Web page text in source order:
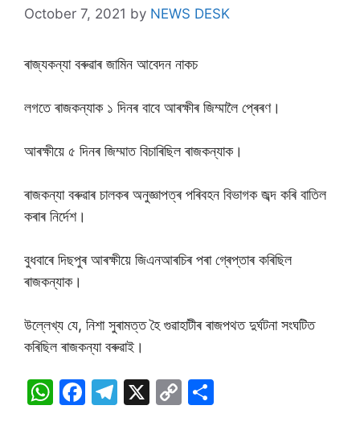
October 7, 2021 by NEWS DESK
ৰাজ্যকন্যা বৰুৱাৰ জামিন আবেদন নাকচ
লগতে ৰাজকন্যাক ১ দিনৰ বাবে আৰক্ষীৰ জিম্মালৈ প্ৰেৰণ।
আৰক্ষীয়ে ৫ দিনৰ জিম্মাত বিচাৰিছিল ৰাজকন্যাক।
ৰাজকন্যা বৰুৱাৰ চালকৰ অনুজ্ঞাপত্ৰ পৰিবহন বিভাগক জব্দ কৰি বাতিল
কৰাৰ নিৰ্দেশ।
বুধবাৰে দিছপুৰ আৰক্ষীয়ে জিএনআৰচিৰ পৰা গ্ৰেপ্তাৰ কৰিছিল
ৰাজকন্যাক।
উল্লেখ্য যে, নিশা সুৰামত্ত হৈ গুৱাহাটীৰ ৰাজপথত দুৰ্ঘটনা সংঘটিত
কৰিছিল ৰাজকন্যা বৰুৱাই।
W F
T
X
C